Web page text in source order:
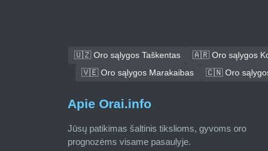
🇺🇿 Oro sąlygos Taškentas 🇦🇷 Oro sąlygos
🇻🇪 Oro sąlygos Marakaibas
🇨🇳 Oro
Apie Orai.info
Jūsų patikimas šaltinis tikslioms, gyvoms oro
prognozėms visame pasaulyje.